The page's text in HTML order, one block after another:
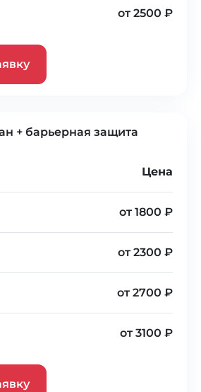
от 2500 ₽
+ барьерная защита
Цена
от 1800 ₽
от 2300 ₽
от 2700 ₽
от 3100 ₽